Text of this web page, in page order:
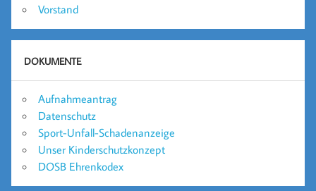
Vorstand
DOKUMENTE
Aufnahmeantrag
Datenschutz
Sport-Unfall-Schadenanzeige
Unser Kinderschutzkonzept
DOSB Ehrenkodex